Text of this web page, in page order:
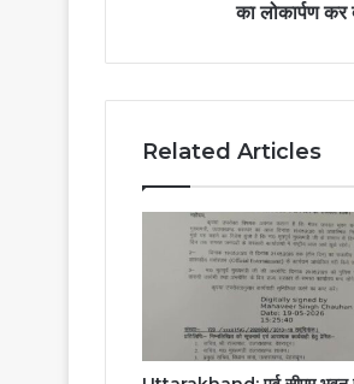
का लोकार्पण कर
Related Articles